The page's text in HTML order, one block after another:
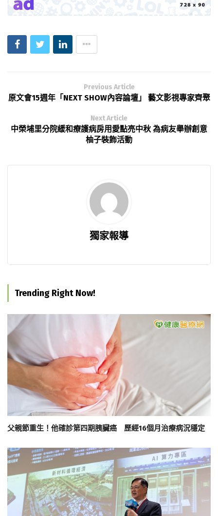
Previous Article
原文會15週年「NEXT SHOW內容論壇」 藝文影視專家齊聚
Next Article
中榮埔里分院緩和療護病房用愛點亮中秋 為病友舉辦創意
柚子裝飾活動
獨家報導
Trending Right Now!
父親節重生！他確診第四期胰臟癌 歷經16個月治療病況穩定